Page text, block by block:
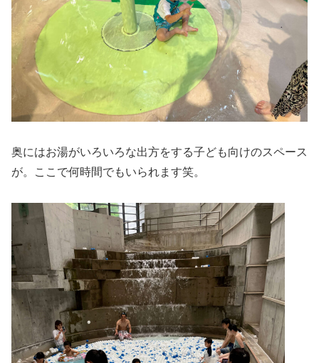
奥にはお湯がいろいろな出方をする子ども向けのスペース
が。ここで何時間でもいられます笑。